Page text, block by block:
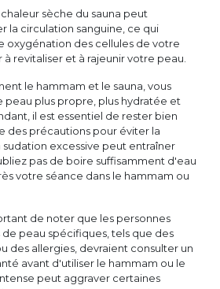
sèche du sauna peut
la circulation sanguine, ce qui
oxygénation des cellules de votre
revitaliser et à rajeunir votre peau.
le hammam et le sauna, vous
plus propre, plus hydratée et
il est essentiel de rester bien
des précautions pour éviter la
sudation excessive peut entraîner
pas de boire suffisamment d'eau
votre séance dans le hammam ou
de noter que les personnes
peau spécifiques, tels que des
des allergies, devraient consulter un
avant d'utiliser le hammam ou le
peut aggraver certaines